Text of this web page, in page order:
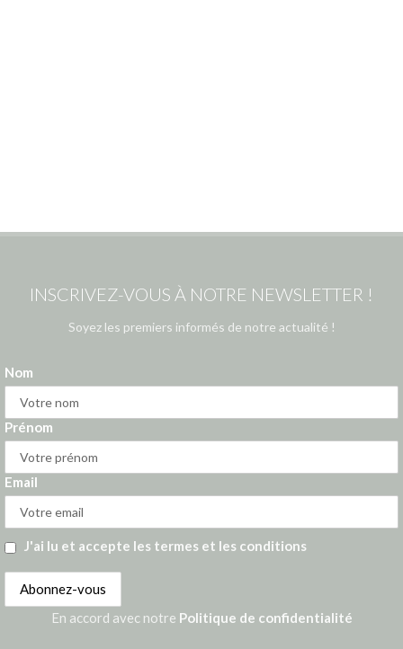
INSCRIVEZ-VOUS À NOTRE NEWSLETTER !
Soyez les premiers informés de notre actualité !
Nom
Prénom
Email
J'ai lu et accepte les termes et les conditions
En accord avec notre Politique de confidentialité